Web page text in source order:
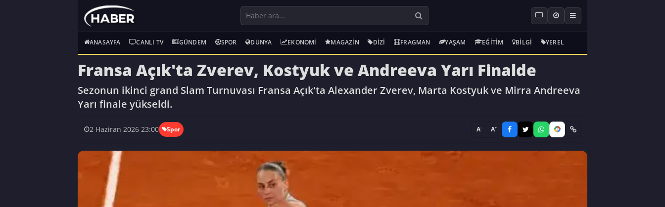
ANASAYFA CANLI TV GÜNDEM SPOR DÜNYA EKONOMI MAGAZIN DIZI FRAGMAN YAŞAM EĞITIM BILGI YEREL
Fransa Açık'ta Zverev, Kostyuk ve Andreeva Yarı Finalde
Sezonun ikinci grand Slam Turnuvası Fransa Açık'ta Alexander Zverev, Marta Kostyuk ve Mirra Andreeva
Yarı finale yükseldi.
2 Haziran 2026 23:00 Spor A- A+